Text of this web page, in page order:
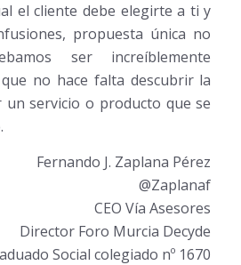
el cliente debe elegirte a ti y
propuesta única no
ser increíblemente
no hace falta descubrir la
servicio o producto que se
Fernando J. Zaplana Pérez
@Zaplanaf
CEO Vía Asesores
Director Foro Murcia Decyde
Social colegiado nº 1670